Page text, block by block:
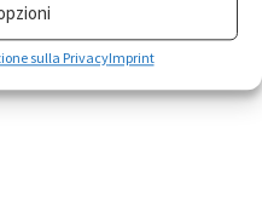
sulla PrivacyImprint